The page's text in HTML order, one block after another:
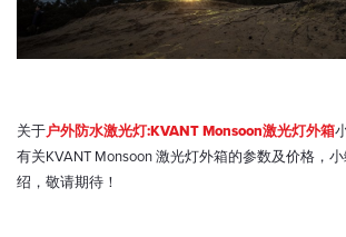
关于户外防水激光灯:KVANT Monsoon激光灯外箱
有关KVANT Monsoon 激光灯外箱的参数及价格，
绍，敬请期待！